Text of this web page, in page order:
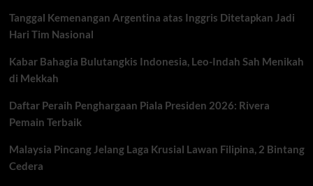
Tanggal Kemenangan Argentina atas Inggris Ditetapkan Jadi
Hari Tim Nasional
Kabar Bahagia Bulutangkis Indonesia, Leo-Indah Sah Menikah
di Mekkah
Daftar Peraih Penghargaan Piala Presiden 2026: Rivera
Pemain Terbaik
Malaysia Pincang Jelang Laga Krusial Lawan Filipina, 2 Bintang
Cedera